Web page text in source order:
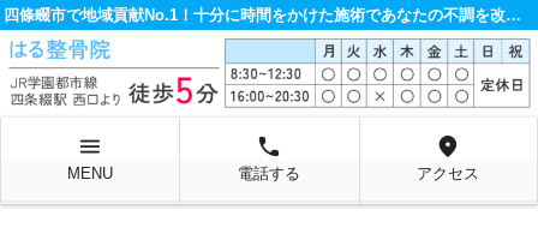
四條畷市で地域貢献No.1！十分に時間をかけた施術であなたの不調を改善する整骨院です。
menu
MENU
local_phone
電話する
location_on
アクセス